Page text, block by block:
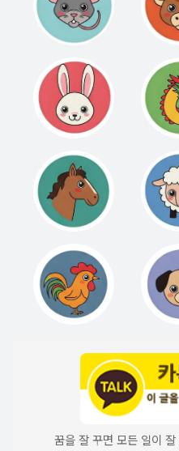
꿈을 잘 꾸면 모든 일이